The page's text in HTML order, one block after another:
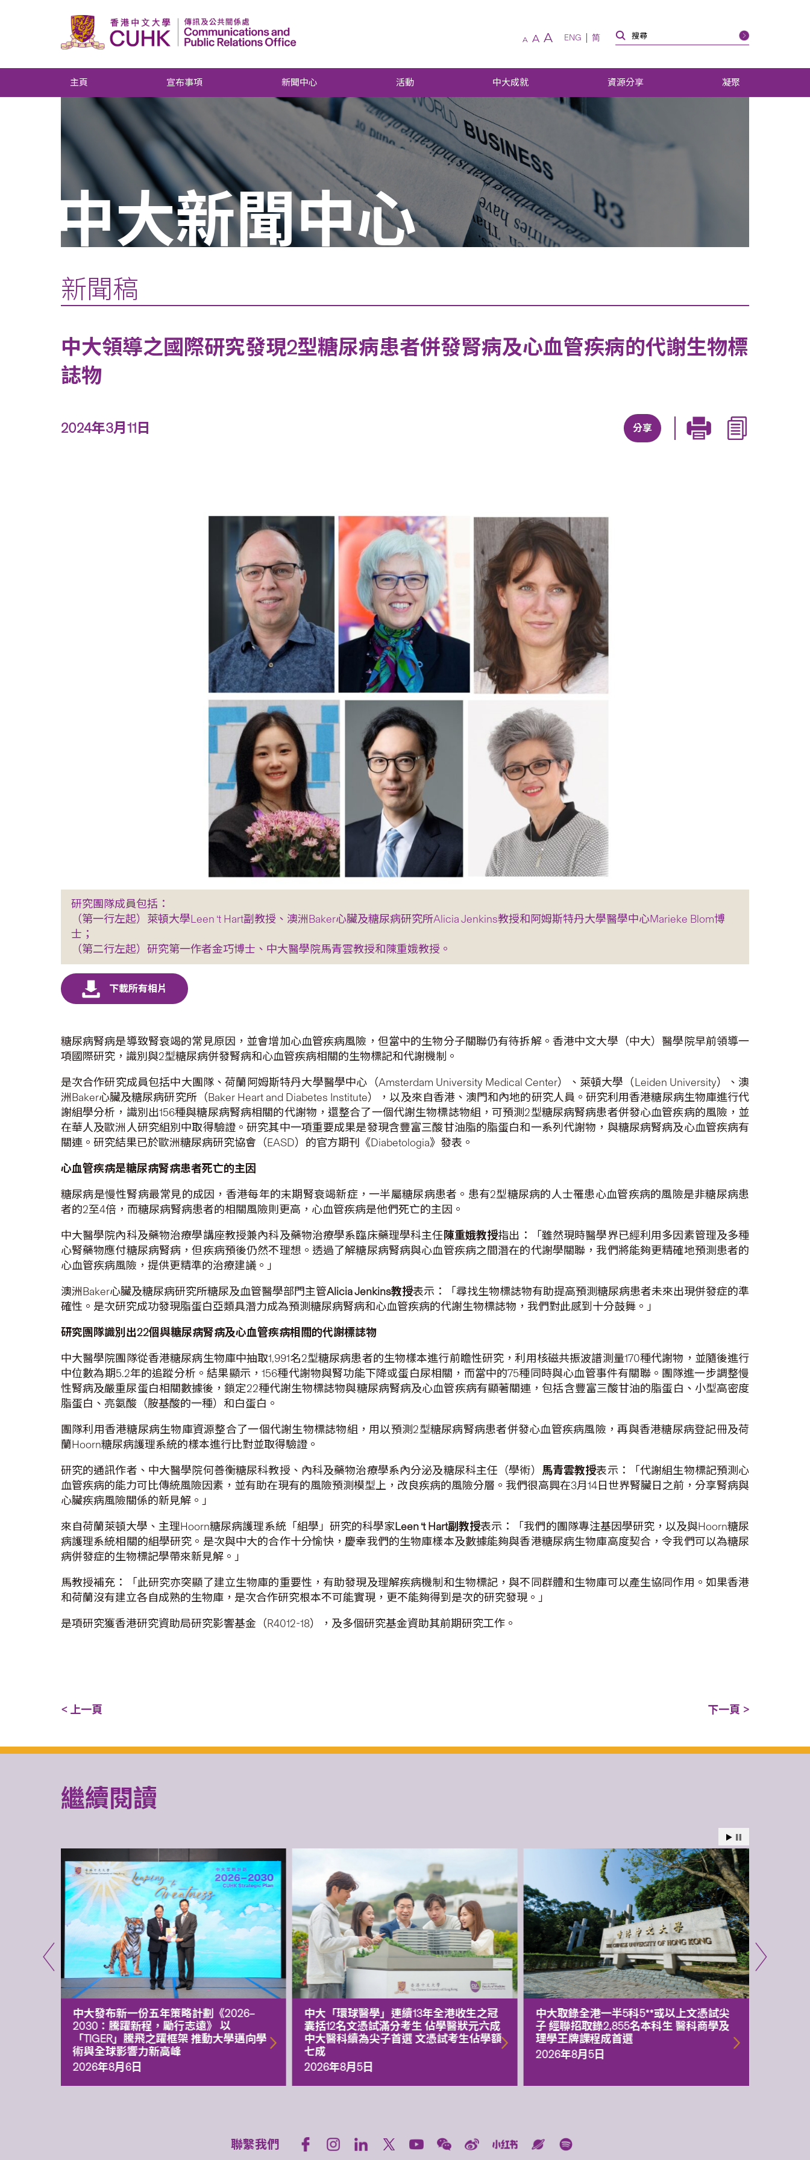
A A A ENG 简
主頁 宣布事項 新聞中心 活動 中大成就 資源分享 凝聚
中大新聞中心
新聞稿
中大領導之國際研究發現2型糖尿病患者併發腎病及心血管疾病的代謝生物標
誌物
2024年3月11日 分享
研究團隊成員包括：
（第一行左起）萊頓大學Leen ‘t Hart副教授、澳洲Baker心臟及糖尿病研究所Alicia Jenkins教授和阿姆斯特丹大學醫學中心Marieke Blom博
士；
（第二行左起）研究第一作者金巧博士、中大醫學院馬青雲教授和陳重娥教授。
糖尿病腎病是導致腎衰竭的常見原因，並會增加心血管疾病風險，但當中的生物分子關聯仍有待拆解。香港中文大學（中大）醫學院早前領導一
項國際研究，識別與2型糖尿病併發腎病和心血管疾病相關的生物標記和代謝機制。
是次合作研究成員包括中大團隊、荷蘭阿姆斯特丹大學醫學中心（Amsterdam University Medical Center）、萊頓大學（Leiden University）、澳
洲Baker心臟及糖尿病研究所（Baker Heart and Diabetes Institute），以及來自香港、澳門和內地的研究人員。研究利用香港糖尿病生物庫進行代
謝組學分析，識別出156種與糖尿病腎病相關的代謝物，還整合了一個代謝生物標誌物組，可預測2型糖尿病腎病患者併發心血管疾病的風險，並
在華人及歐洲人研究組別中取得驗證。研究其中一項重要成果是發現含豐富三酸甘油脂的脂蛋白和一系列代謝物，與糖尿病腎病及心血管疾病有
關連。研究結果已於歐洲糖尿病研究協會（EASD）的官方期刊《Diabetologia》發表。
心血管疾病是糖尿病腎病患者死亡的主因
糖尿病是慢性腎病最常見的成因，香港每年的末期腎衰竭新症，一半屬糖尿病患者。患有2型糖尿病的人士罹患心血管疾病的風險是非糖尿病患
者的2至4倍，而糖尿病腎病患者的相關風險則更高，心血管疾病是他們死亡的主因。
中大醫學院內科及藥物治療學講座教授兼內科及藥物治療學系臨床藥理學科主任 陳重娥教授指出：「雖然現時醫學界已經利用多因素管理及多種
心腎藥物應付糖尿病腎病，但疾病預後仍然不理想。透過了解糖尿病腎病與心血管疾病之間潛在的代謝學關聯，我們將能夠更精確地預測患者的
心血管疾病風險，提供更精準的治療建議。」
澳洲Baker心臟及糖尿病研究所糖尿及血管醫學部門主管Alicia Jenkins教授表示：「尋找生物標誌物有助提高預測糖尿病患者未來出現併發症的準
確性。是次研究成功發現脂蛋白亞類具潛力成為預測糖尿病腎病和心血管疾病的代謝生物標誌物，我們對此感到十分鼓舞。」
研究團隊識別出22個與糖尿病腎病及心血管疾病相關的代謝標誌物
中大醫學院團隊從香港糖尿病生物庫中抽取1,991名2型糖尿病患者的生物樣本進行前瞻性研究，利用核磁共振波譜測量170種代謝物，並隨後進行
中位數為期5.2年的追蹤分析。結果顯示，156種代謝物與腎功能下降或蛋白尿相關，而當中的75種同時與心血管事件有關聯。團隊進一步調整慢
性腎病及嚴重尿蛋白相關數據後，鎖定22種代謝生物標誌物與糖尿病腎病及心血管疾病有顯著關連，包括含豐富三酸甘油的脂蛋白、小型高密度
脂蛋白、亮氨酸（胺基酸的一種）和白蛋白。
團隊利用香港糖尿病生物庫資源整合了一個代謝生物標誌物組，用以預測2型糖尿病腎病患者併發心血管疾病風險，再與香港糖尿病登記冊及荷
蘭Hoorn糖尿病護理系統的樣本進行比對並取得驗證。
研究的通訊作者、中大醫學院何善衡糖尿科教授、內科及藥物治療學系內分泌及糖尿科主任（學術） 馬青雲教授表示：「代謝組生物標記預測心
血管疾病的能力可比傳統風險因素，並有助在現有的風險預測模型上，改良疾病的風險分層。我們很高興在3月14日世界腎臟日之前，分享腎病與
心臟疾病風險關係的新見解。」
來自荷蘭萊頓大學、主理Hoorn糖尿病護理系統「組學」研究的科學家Leen ‘t Hart副教授表示：「我們的團隊專注基因學研究，以及與Hoorn糖尿
病護理系統相關的組學研究。是次與中大的合作十分愉快，慶幸我們的生物庫樣本及數據能夠與香港糖尿病生物庫高度契合，令我們可以為糖尿
病併發症的生物標記學帶來新見解。」
馬教授補充：「此研究亦突顯了建立生物庫的重要性，有助發現及理解疾病機制和生物標記，與不同群體和生物庫可以產生協同作用。如果香港
和荷蘭沒有建立各自成熟的生物庫，是次合作研究根本不可能實現，更不能夠得到是次的研究發現。」
是項研究獲香港研究資助局研究影響基金（R4012-18），及多個研究基金資助其前期研究工作。
< 上一頁 下一頁 >
繼續閱讀
中大發布新一份五年策略計劃《2026‒
2030：騰躍新程，勵行志遠》 以
「TIGER」騰飛之躍框架 推動大學邁向學
術與全球影響力新高峰
2026年8月6日
中大「環球醫學」連續13年全港收生之冠
囊括12名文憑試滿分考生 佔學醫狀元六成
中大醫科續為尖子首選 文憑試考生佔學額
七成
2026年8月5日
中大取錄全港一半5科5**或以上文憑試尖
子 經聯招取錄2,855名本科生 醫科商學及
理學王牌課程成首選
2026年8月5日
聯繫我們